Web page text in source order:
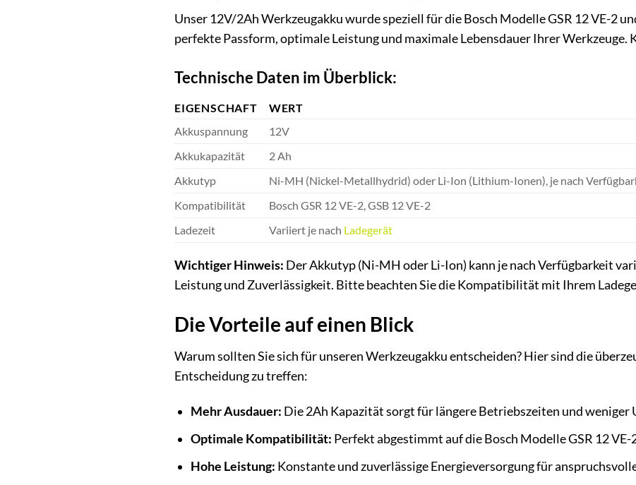
Unser 12V/2Ah Werkzeugakku wurde speziell für die Bosch Modelle GSR 12 VE-2
perfekte Passform, optimale Leistung und maximale Lebensdauer Ihrer Werkzeuge.
Technische Daten im Überblick:
EIGENSCHAFT
WERT
Akkuspannung
12V
Akkukapazität
2 Ah
Akkutyp
Ni-MH (Nickel-Metallhydrid) oder Li-Ion (Lithium-Ionen), je nach
Kompatibilität
Bosch GSR 12 VE-2, GSB 12 VE-2
Ladezeit
Variiert je nach Ladegerät
Wichtiger Hinweis: Der Akkutyp (Ni-MH oder Li-Ion) kann je nach Verfügbarkeit
Leistung und Zuverlässigkeit. Bitte beachten Sie die Kompatibilität mit Ihrem
Die Vorteile auf einen Blick
Warum sollten Sie sich für unseren Werkzeugakku entscheiden? Hier sind die
Entscheidung zu treffen:
Mehr Ausdauer: Die 2Ah Kapazität sorgt für längere Betriebszeiten und weniger
Optimale Kompatibilität: Perfekt abgestimmt auf die Bosch Modelle GSR 12 VE-
Hohe Leistung: Konstante und zuverlässige Energieversorgung für